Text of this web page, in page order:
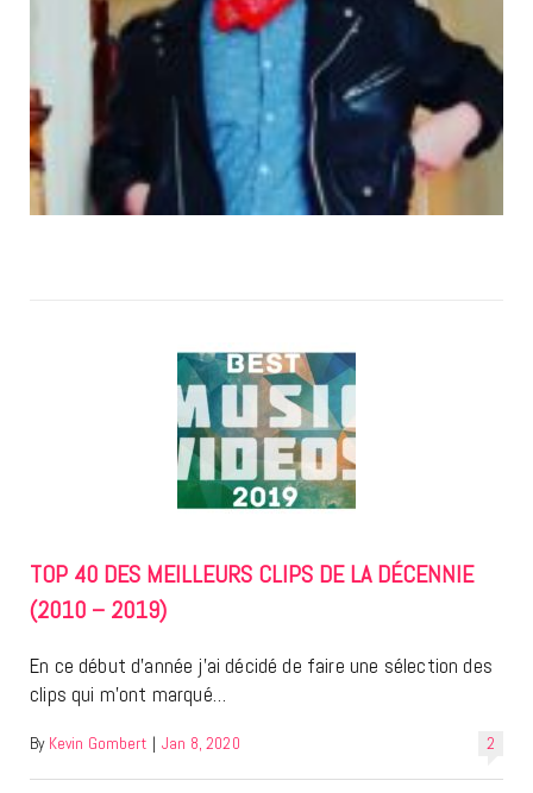
TOP 40 DES MEILLEURS CLIPS DE LA DÉCENNIE
(2010 – 2019)
En ce début d’année j’ai décidé de faire une sélection des
clips qui m’ont marqué…
2
By Kevin Gombert | Jan 8, 2020